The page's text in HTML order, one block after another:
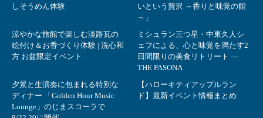
しそうめん体験
いという贅沢 ～香りと味覚の館
～」
涼やかな旅館で楽しむ淡路瓦の
絵付け＆お香づくり体験 | 洗心和
方 お盆限定イベント
ミシュラン三つ星・中東久人シ
ェフによる、心と味覚を満たす2
日間限りの美食リトリート ―
THE PASONA
夕景と生演奏に包まれる特別な
ディナー 「Golden Hour Music
Lounge」のじまスコーラで
【ハローキティアップルラン
ド】最新イベント情報まとめ